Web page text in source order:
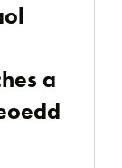
a